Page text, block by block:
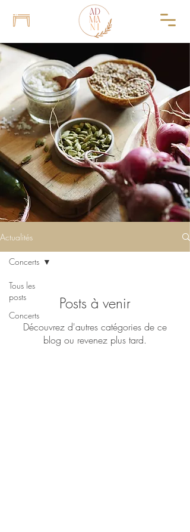
Actualités
Tous les
posts
Concerts
Concerts
Posts à venir
Découvrez d'autres catégories de ce
blog ou revenez plus tard.